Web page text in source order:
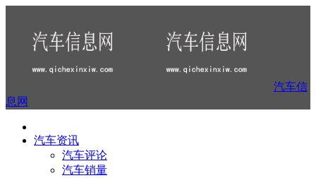
汽车信
息网
汽车资讯
汽车评论
汽车销量